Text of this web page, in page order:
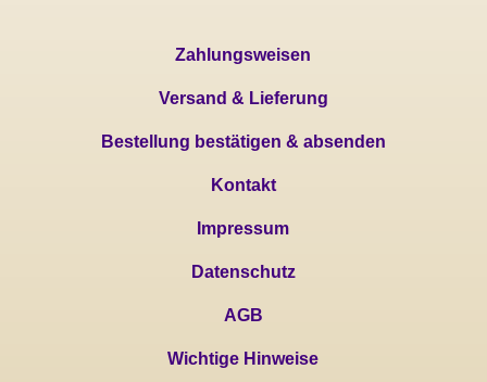
Zahlungsweisen
Versand & Lieferung
Bestellung bestätigen & absenden
Kontakt
Impressum
Datenschutz
AGB
Wichtige Hinweise